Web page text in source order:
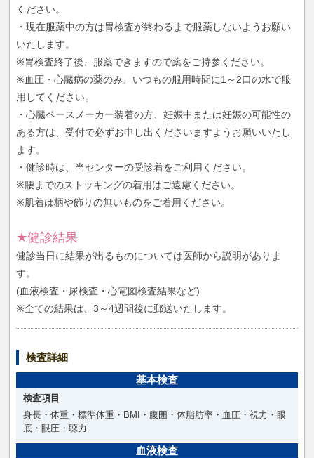
ください。
・現在服薬中の方は胃検査が終わるまで服薬しないようお願い
いたします。
※胃検査終了後、服薬できますので薬をご持参ください。
※血圧・心臓病の薬のみ、いつもの服用時間に1～2口の水で服
用してください。
・心臓ペースメーカー装着の方、妊娠中または妊娠の可能性の
ある方は、受付で必ずお申し出くださいますようお願いいたし
ます。
・健診時は、当センターの受診着をご利用ください。
※腰までのストッキングの着用はご遠慮ください。
※肌着は柄や飾りの無いものをご着用ください。
★健診結果
健診当日に結果が出るものについては医師から説明がありま
す。
(血液検査・尿検査・心電図検査結果など)
※全ての結果は、3～4週間後に郵送いたします。
検査詳細
基本検査
検査項目
身長・体重・標準体重・BMI・腹囲・体脂肪率・血圧・視力・眼
底・眼圧・聴力
血液検査